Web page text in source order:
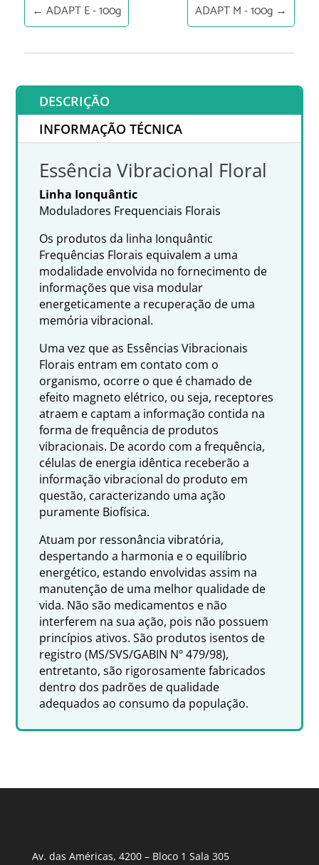
← ADAPT E - 100g ADAPT M - 100g →
DESCRIÇÃO
INFORMAÇÃO TÉCNICA
Essência Vibracional Floral
Linha Ionquântic
Moduladores Frequenciais Florais
Os produtos da linha Ionquântic
Frequências Florais equivalem a uma
modalidade envolvida no fornecimento de
informações que visa modular
energeticamente a recuperação de uma
memória vibracional.
Uma vez que as Essências Vibracionais
Florais entram em contato com o
organismo, ocorre o que é chamado de
efeito magneto elétrico, ou seja, receptores
atraem e captam a informação contida na
forma de frequência de produtos
vibracionais. De acordo com a frequência,
células de energia idêntica receberão a
informação vibracional do produto em
questão, caracterizando uma ação
puramente Biofísica.
Atuam por ressonância vibratória,
despertando a harmonia e o equilíbrio
energético, estando envolvidas assim na
manutenção de uma melhor qualidade de
vida. Não são medicamentos e não
interferem na sua ação, pois não possuem
princípios ativos. São produtos isentos de
registro (MS/SVS/GABIN Nº 479/98),
entretanto, são rigorosamente fabricados
dentro dos padrões de qualidade
adequados ao consumo da população.
Av. das Américas, 4200 – Bloco 1 Sala 305